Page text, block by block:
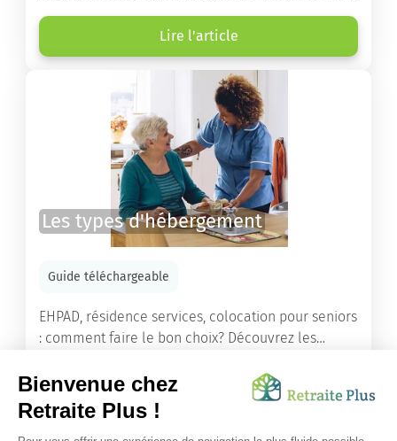
âgées ont droit pour financer un séjour en maison
de retraite ou un maintien à domicile.
Lire l'article
Les types d'hébergement
Guide téléchargeable
EHPAD, résidence services, colocation pour seniors
: comment faire le bon choix? Découvrez les
ainés.
Lire l'article